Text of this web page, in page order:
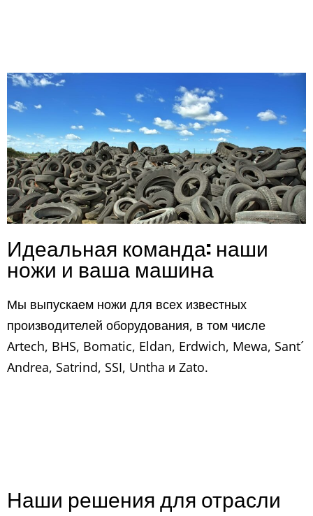
Идеальная команда: наши
ножи и ваша машина
Мы выпускаем ножи для всех известных
производителей оборудования, в том числе
Artech, BHS, Bomatic, Eldan, Erdwich, Mewa, Sant´
Andrea, Satrind, SSI, Untha и Zato.
Наши решения для отрасли